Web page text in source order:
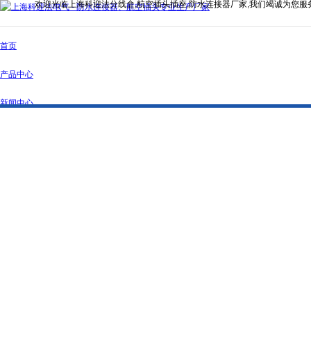
欢迎光临上海科迎法分线盒,航空插头插座,防水连接器厂家,我们竭诚为您服
首页
产品中心
新闻中心